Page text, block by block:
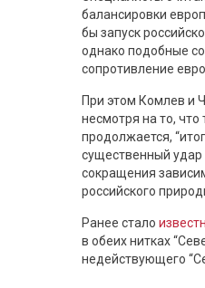
балансировки
бы запуск
однако подобные
сопротивление
При этом Комлев и
несмотря на то,
продолжается,
существенный
сокращения
российского
Ранее стало
в обеих нитках
недействующего